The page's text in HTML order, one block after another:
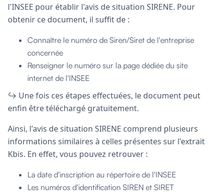
l'INSEE pour établir l'avis de situation SIRENE. Pour
obtenir ce document, il suffit de :
Connaître le numéro de Siren/Siret de l'entreprise
concernée
Renseigner le numéro sur la page dédiée du site
internet de l'INSEE
↪︎ Une fois ces étapes effectuées, le document peut
enfin être téléchargé gratuitement.
Ainsi, l'avis de situation SIRENE comprend plusieurs
informations similaires à celles présentes sur l'extrait
Kbis. En effet, vous pouvez retrouver :
La date d'inscription au répertoire de l'INSEE
Les numéros d'identification SIREN et SIRET